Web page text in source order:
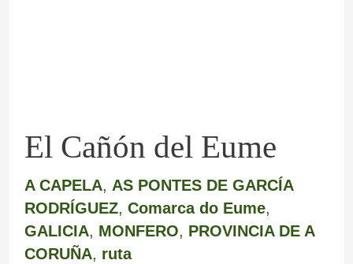
El Cañón del Eume
A CAPELA, AS PONTES DE GARCÍA
RODRÍGUEZ, Comarca do Eume,
GALICIA, MONFERO, PROVINCIA DE A
CORUÑA, ruta